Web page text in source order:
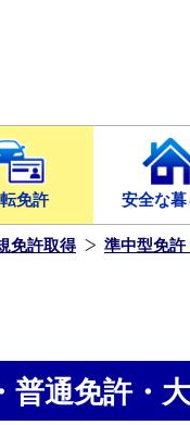
免許 安全な暮
免許取得 準中型免
普通免許・